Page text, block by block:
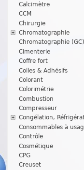
Calcimètre
CCM
Chirurgie
Chromatographie
Chromatographie (GC)
Cimenterie
Coffre fort
Colles & Adhésifs
Colorant
Colorimétrie
Combustion
Compresseur
Congélation,
Consommables à
Contrôle
Cosmétique
CPG
Creuset